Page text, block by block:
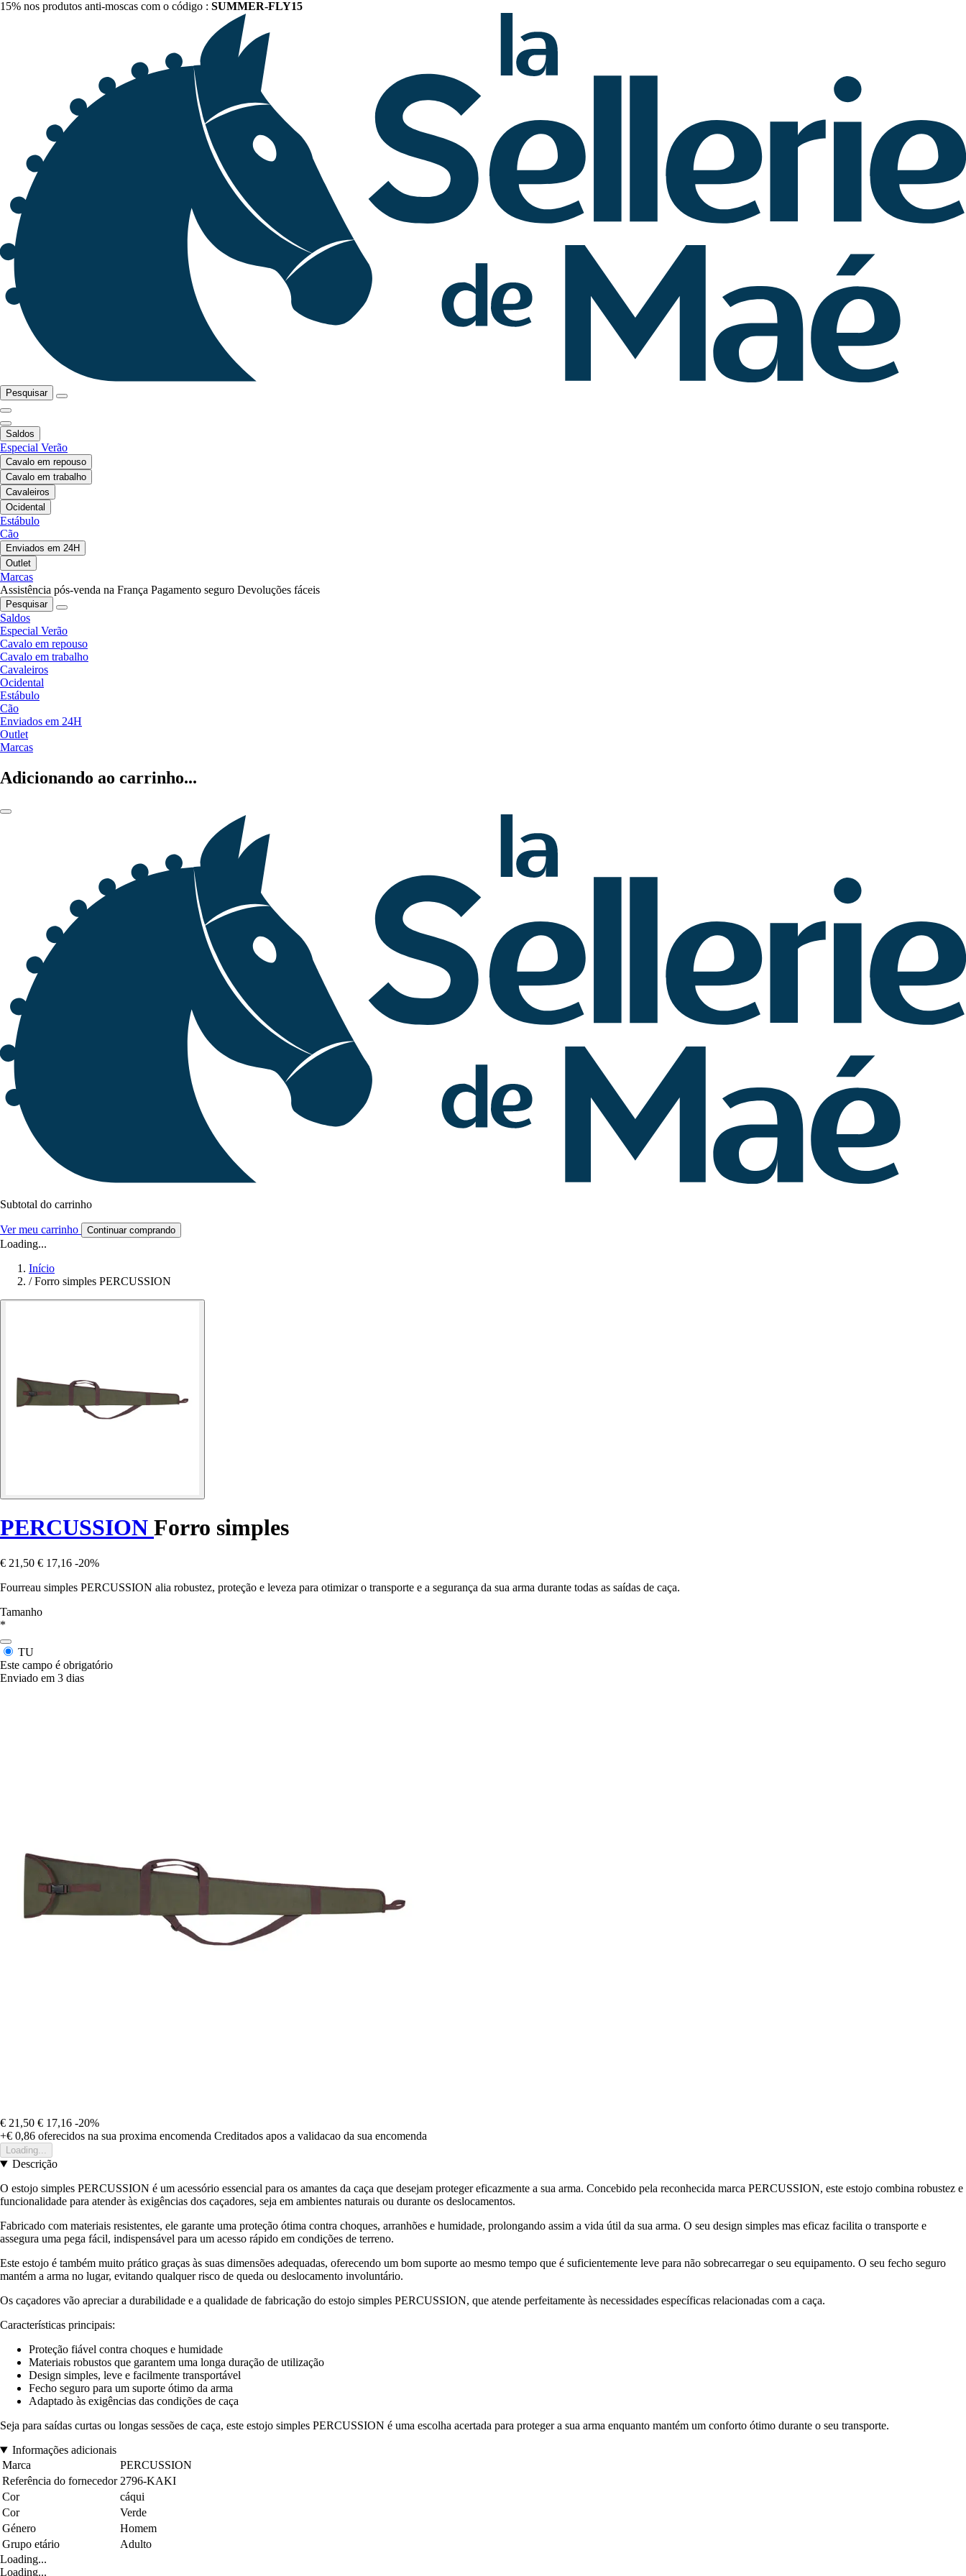
15% nos produtos anti-moscas com o código : SUMMER-FLY15
Pesquisar
Saldos
Especial Verão
Cavalo em repouso
Cavalo em trabalho
Cavaleiros
Ocidental
Estábulo
Cão
Enviados em 24H
Outlet
Marcas
Assistência pós-venda na França Pagamento seguro Devoluções fáceis
Pesquisar
Saldos
Especial Verão
Cavalo em repouso
Cavalo em trabalho
Cavaleiros
Ocidental
Estábulo
Cão
Enviados em 24H
Outlet
Marcas
Adicionando ao carrinho...
Subtotal do carrinho
Ver meu carrinho Continuar comprando
Loading...
Início
/ Forro simples PERCUSSION
PERCUSSION Forro simples
€ 21,50 € 17,16 -20%
Fourreau simples PERCUSSION alia robustez, proteção e leveza para otimizar o transporte e a segurança da sua arma durante todas as saídas de caça.
Tamanho
*
TU
Este campo é obrigatório
Enviado em 3 dias
€ 21,50 € 17,16 -20%
+€ 0,86 oferecidos na sua proxima encomenda Creditados apos a validacao da sua encomenda
Loading...
Descrição
O estojo simples PERCUSSION é um acessório essencial para os amantes da caça que desejam proteger eficazmente a sua arma. Concebido pela reconhecida marca PERCUSSION, este estojo combina robustez e
funcionalidade para atender às exigências dos caçadores, seja em ambientes naturais ou durante os deslocamentos.
Fabricado com materiais resistentes, ele garante uma proteção ótima contra choques, arranhões e humidade, prolongando assim a vida útil da sua arma. O seu design simples mas eficaz facilita o transporte e
assegura uma pega fácil, indispensável para um acesso rápido em condições de terreno.
Este estojo é também muito prático graças às suas dimensões adequadas, oferecendo um bom suporte ao mesmo tempo que é suficientemente leve para não sobrecarregar o seu equipamento. O seu fecho seguro
mantém a arma no lugar, evitando qualquer risco de queda ou deslocamento involuntário.
Os caçadores vão apreciar a durabilidade e a qualidade de fabricação do estojo simples PERCUSSION, que atende perfeitamente às necessidades específicas relacionadas com a caça.
Características principais:
Proteção fiável contra choques e humidade
Materiais robustos que garantem uma longa duração de utilização
Design simples, leve e facilmente transportável
Fecho seguro para um suporte ótimo da arma
Adaptado às exigências das condições de caça
Seja para saídas curtas ou longas sessões de caça, este estojo simples PERCUSSION é uma escolha acertada para proteger a sua arma enquanto mantém um conforto ótimo durante o seu transporte.
Informações adicionais
Marca
PERCUSSION
Referência do fornecedor 2796-KAKI
Cor
cáqui
Cor
Verde
Género
Homem
Grupo etário
Adulto
Loading...
Loading...